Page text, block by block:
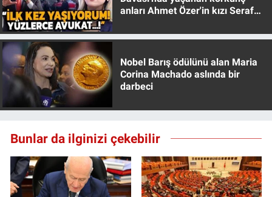
anları Ahmet Özer'in kızı Seraf
Nobel Barış ödülünü alan Maria
Corina Machado aslında bir
darbeci
Bunlar da ilginizi çekebilir